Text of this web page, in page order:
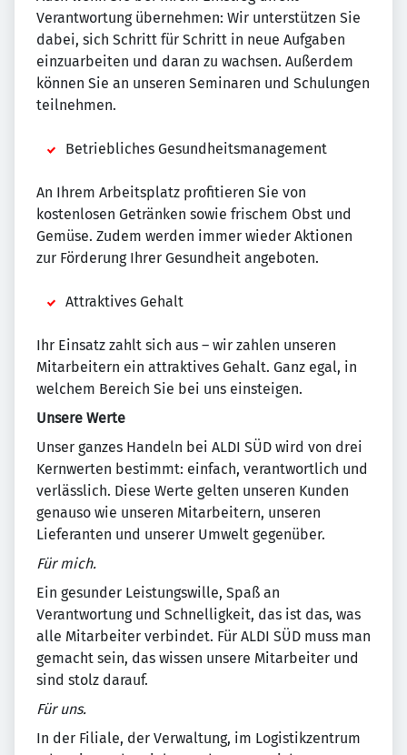
Verantwortung übernehmen: Wir unterstützen Sie
dabei, sich Schritt für Schritt in neue Aufgaben
einzuarbeiten und daran zu wachsen. Außerdem
können Sie an unseren Seminaren und Schulungen
teilnehmen.
Betriebliches Gesundheitsmanagement
An Ihrem Arbeitsplatz profitieren Sie von
kostenlosen Getränken sowie frischem Obst und
Gemüse. Zudem werden immer wieder Aktionen
zur Förderung Ihrer Gesundheit angeboten.
Attraktives Gehalt
Ihr Einsatz zahlt sich aus – wir zahlen unseren
Mitarbeitern ein attraktives Gehalt. Ganz egal, in
welchem Bereich Sie bei uns einsteigen.
Unsere Werte
Unser ganzes Handeln bei ALDI SÜD wird von drei
Kernwerten bestimmt: einfach, verantwortlich und
verlässlich. Diese Werte gelten unseren Kunden
genauso wie unseren Mitarbeitern, unseren
Lieferanten und unserer Umwelt gegenüber.
Für mich.
Ein gesunder Leistungswille, Spaß an
Verantwortung und Schnelligkeit, das ist das, was
alle Mitarbeiter verbindet. Für ALDI SÜD muss man
gemacht sein, das wissen unsere Mitarbeiter und
sind stolz darauf.
Für uns.
In der Filiale, der Verwaltung, im Logistikzentrum